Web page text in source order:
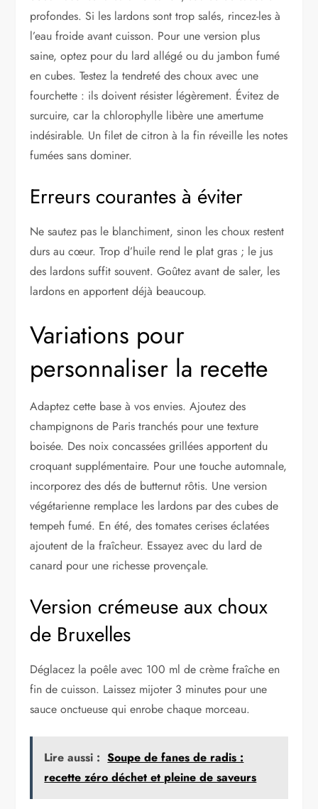
profondes. Si les lardons sont trop salés, rincez-les à
l’eau froide avant cuisson. Pour une version plus
saine, optez pour du lard allégé ou du jambon fumé
en cubes. Testez la tendreté des choux avec une
fourchette : ils doivent résister légèrement. Évitez de
surcuire, car la chlorophylle libère une amertume
indésirable. Un filet de citron à la fin réveille les notes
fumées sans dominer.
Erreurs courantes à éviter
Ne sautez pas le blanchiment, sinon les choux restent
durs au cœur. Trop d’huile rend le plat gras ; le jus
des lardons suffit souvent. Goûtez avant de saler, les
lardons en apportent déjà beaucoup.
Variations pour
personnaliser la recette
Adaptez cette base à vos envies. Ajoutez des
champignons de Paris tranchés pour une texture
boisée. Des noix concassées grillées apportent du
croquant supplémentaire. Pour une touche automnale,
incorporez des dés de butternut rôtis. Une version
végétarienne remplace les lardons par des cubes de
tempeh fumé. En été, des tomates cerises éclatées
ajoutent de la fraîcheur. Essayez avec du lard de
canard pour une richesse provençale.
Version crémeuse aux choux
de Bruxelles
Déglacez la poêle avec 100 ml de crème fraîche en
fin de cuisson. Laissez mijoter 3 minutes pour une
sauce onctueuse qui enrobe chaque morceau.
Lire aussi : Soupe de fanes de radis :
recette zéro déchet et pleine de saveurs